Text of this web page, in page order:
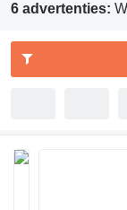
6 advertenties: